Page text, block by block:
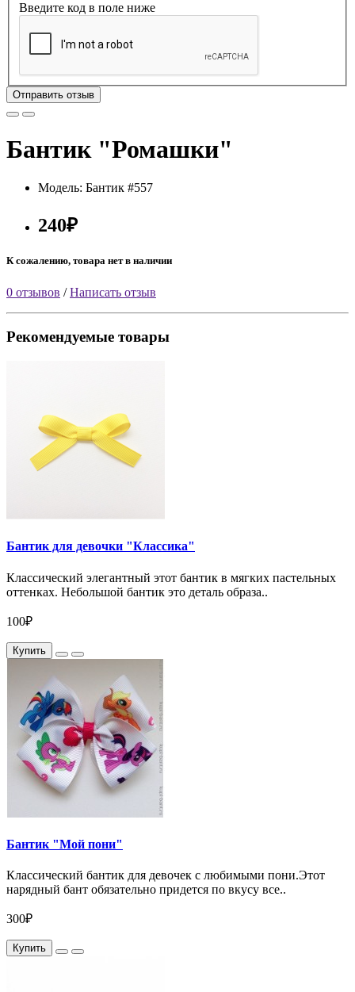
Введите код в поле ниже
Отправить отзыв
Бантик "Ромашки"
Модель: Бантик #557
240₽
К сожалению, товара нет в наличии
0 отзывов /Написать отзыв
Рекомендуемые товары
Бантик для девочки "Классика"
Классический элегантный этот бантик в мягких пастельных
оттенках. Небольшой бантик это деталь образа..
100₽
Купить
Бантик "Мой пони"
Классический бантик для девочек с любимыми пони.Этот
нарядный бант обязательно придется по вкусу все..
300₽
Купить